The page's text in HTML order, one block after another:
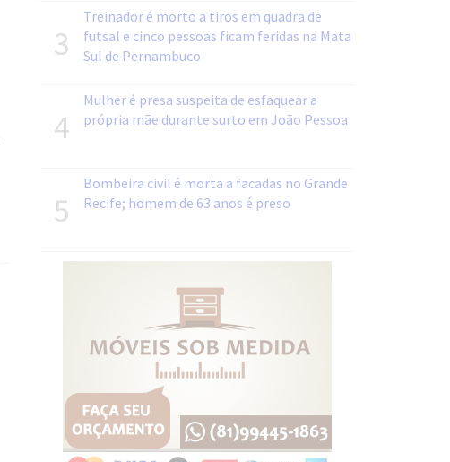
3
Treinador é morto a tiros em quadra de
futsal e cinco pessoas ficam feridas na Mata
Sul de Pernambuco
4
Mulher é presa suspeita de esfaquear a
própria mãe durante surto em João Pessoa
5
Bombeira civil é morta a facadas no Grande
Recife; homem de 63 anos é preso